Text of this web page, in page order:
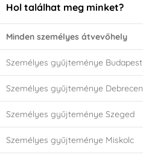
Hol találhat meg minket?
Minden személyes átvevőhely
Személyes gyűjteménye Budapest
Személyes gyűjteménye Debrecen
Személyes gyűjteménye Szeged
Személyes gyűjteménye Miskolc